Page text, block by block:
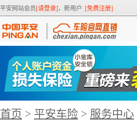
平安网站会员[请登录] ，新用户 [免费注册]
首页 > 平安车险 > 服务中心